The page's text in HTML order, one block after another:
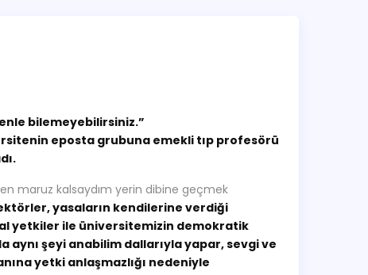
bilemeyebilirsiniz.”
eposta grubuna emekli tıp profesörü
maruz kalsaydım yerin dibine geçmek
yasaların kendilerine verdiği
yetkiler ile üniversitemizin demokratik
aynı şeyi anabilim dallarıyla yapar, sevgi ve
yetki anlaşmazlığı nedeniyle